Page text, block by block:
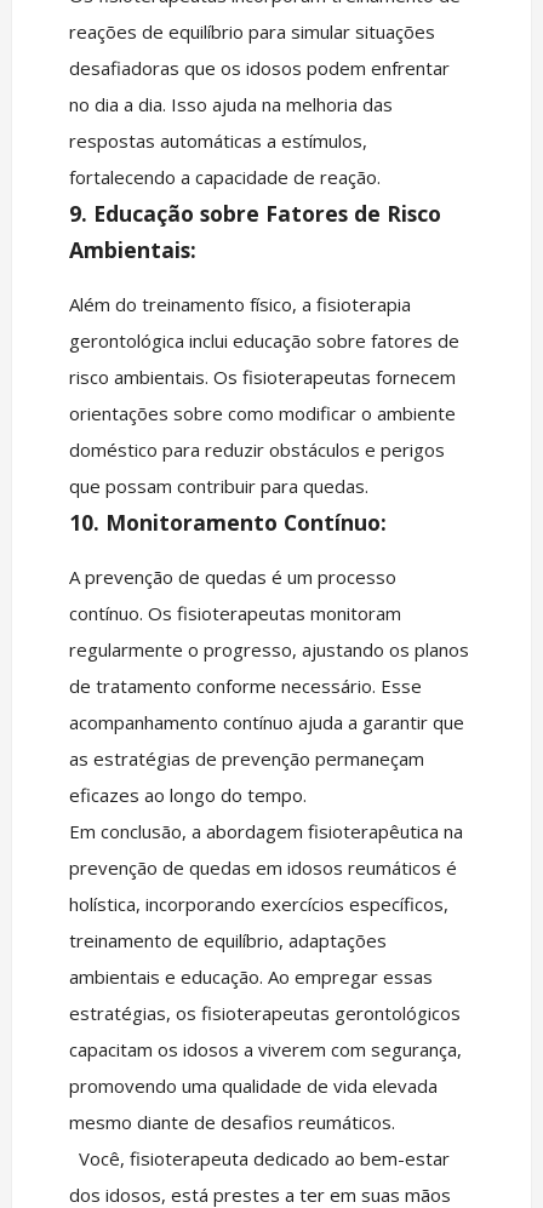
reações de equilíbrio para simular situações
desafiadoras que os idosos podem enfrentar
no dia a dia. Isso ajuda na melhoria das
respostas automáticas a estímulos,
fortalecendo a capacidade de reação.
9. Educação sobre Fatores de Risco
Ambientais:
Além do treinamento físico, a fisioterapia
gerontológica inclui educação sobre fatores de
risco ambientais. Os fisioterapeutas fornecem
orientações sobre como modificar o ambiente
doméstico para reduzir obstáculos e perigos
que possam contribuir para quedas.
10. Monitoramento Contínuo:
A prevenção de quedas é um processo
contínuo. Os fisioterapeutas monitoram
regularmente o progresso, ajustando os planos
de tratamento conforme necessário. Esse
acompanhamento contínuo ajuda a garantir que
as estratégias de prevenção permaneçam
eficazes ao longo do tempo.
Em conclusão, a abordagem fisioterapêutica na
prevenção de quedas em idosos reumáticos é
holística, incorporando exercícios específicos,
treinamento de equilíbrio, adaptações
ambientais e educação. Ao empregar essas
estratégias, os fisioterapeutas gerontológicos
capacitam os idosos a viverem com segurança,
promovendo uma qualidade de vida elevada
mesmo diante de desafios reumáticos.
Você, fisioterapeuta dedicado ao bem-estar
dos idosos, está prestes a ter em suas mãos